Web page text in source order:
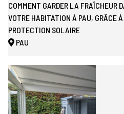
COMMENT GARDER LA FRAÎCHEUR
VOTRE HABITATION À PAU, GRÂCE
PROTECTION SOLAIRE
PAU